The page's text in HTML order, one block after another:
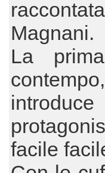
Magnani.
La
facile